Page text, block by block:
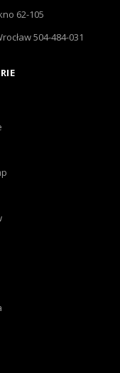
62-105
504-484-031